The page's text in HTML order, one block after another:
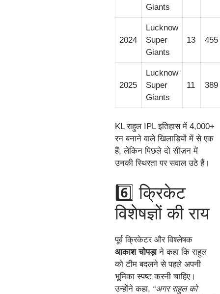
Giants
2024
Lucknow
Super
Giants
13 455
2025
Lucknow
Super
Giants
11 389
KL राहुल IPL इतिहास में 4,000+
रन बनाने वाले खिलाड़ियों में से एक
हैं, लेकिन पिछले दो सीज़न में
उनकी स्थिरता पर सवाल उठे हैं।
6️⃣ क्रिकेट
विशेषज्ञों की राय
पूर्व क्रिकेटर और विश्लेषक
आकाश चोपड़ाने कहा कि राहुल
को टीम बदलने से पहले अपनी
भूमिका स्पष्ट करनी चाहिए।
उन्होंने कहा, “अगर राहुल को